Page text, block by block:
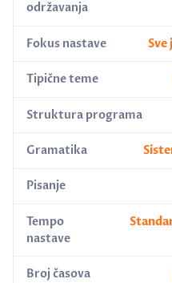
održavanja
Fokus nastave Sve
Tipične teme
Struktura programa
Gramatika
Pisanje
Tempo
nastave
Broj časova